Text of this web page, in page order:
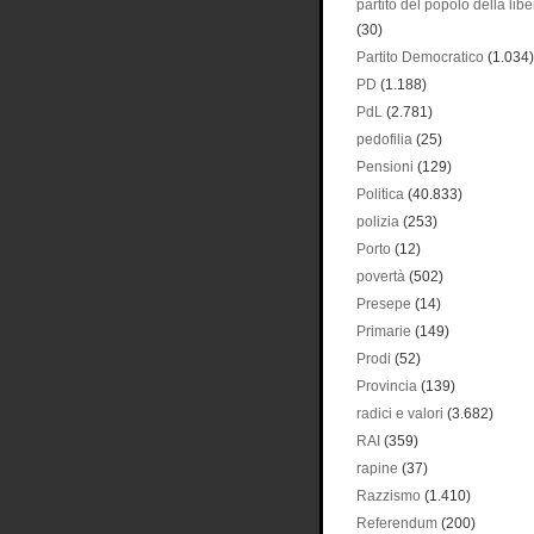
partito del popolo della
(30)
Partito Democratico (1.034)
PD (1.188)
PdL (2.781)
pedofilia (25)
Pensioni (129)
Politica (40.833)
polizia (253)
Porto (12)
povertà (502)
Presepe (14)
Primarie (149)
Prodi (52)
Provincia (139)
radici e valori (3.682)
RAI (359)
rapine (37)
Razzismo (1.410)
Referendum (200)